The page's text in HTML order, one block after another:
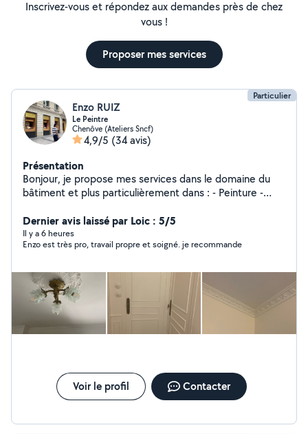
Inscrivez-vous et répondez aux demandes près de chez
vous !
Proposer mes services
Particulier
Enzo RUIZ
Le Peintre
Chenôve (Ateliers Sncf)
4,9/5 (34 avis)
Présentation
Bonjour, je propose mes services dans le domaine du
bâtiment et plus particulièrement dans : - Peinture -
(Haussmannien - Château) - Pose de Parquet Massif et
Vitrification -Je peu également faire d'autre choses, si
vous le souhaitez, vous noterez que je m'engage dans ce
Dernier avis laissé par Loic : 5/5
Il y a 6 heures
Enzo est très pro, travail propre et soigné. je recommande
Voir le profil Contacter